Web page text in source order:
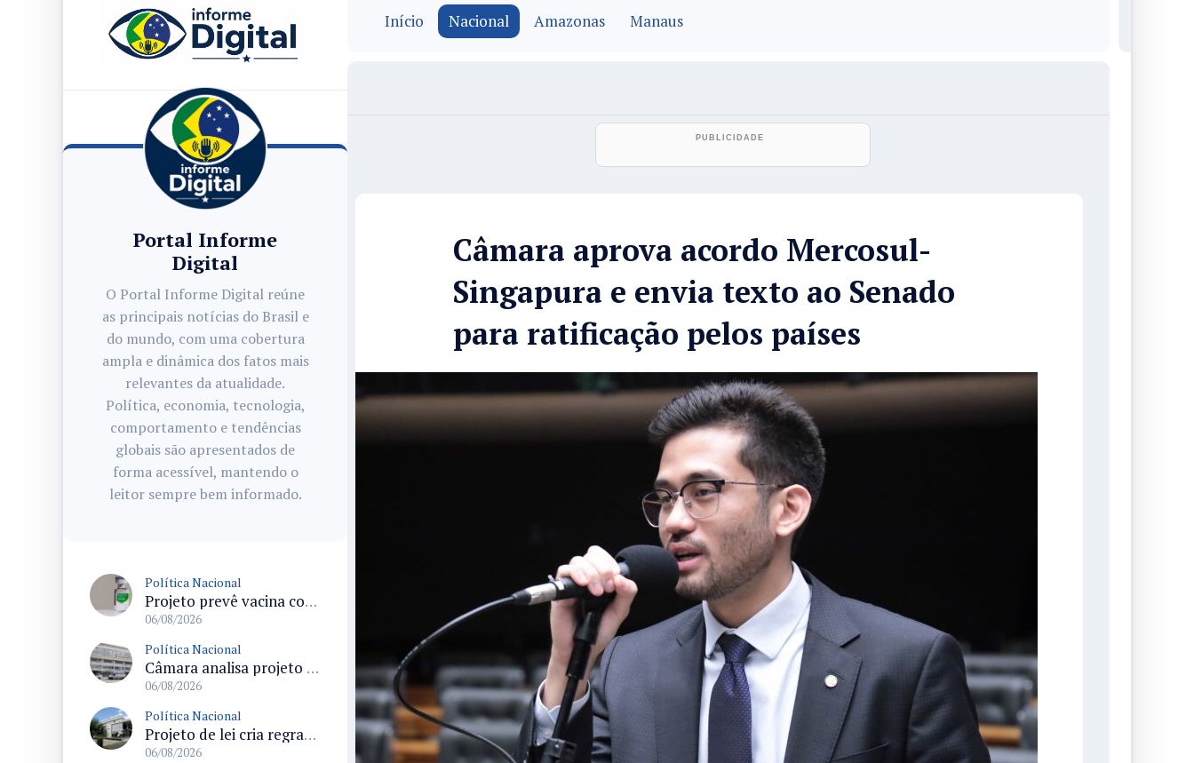
Portal Informe
Digital
O Portal Informe Digital reúne
as principais notícias do Brasil e
do mundo, com uma cobertura
ampla e dinâmica dos fatos mais
relevantes da atualidade.
Política, economia, tecnologia,
comportamento e tendências
globais são apresentados de
forma acessível, mantendo o
leitor sempre bem informado.
Política Nacional
Projeto prevê vacina contra HPV obrigatória e testes moleculares para rastreamento do câncer do colo do útero
06/08/2026
Política Nacional
Câmara analisa projeto que cria Política Nacional de Qualificação e Valorização da Preceptoria na Residência Médica
06/08/2026
Política Nacional
Projeto de lei cria regras para punir litigância abusiva reversa e integrar sistemas do Judiciário
06/08/2026
Início Nacional Amazonas Manaus
Câmara aprova acordo Mercosul-
Singapura e envia texto ao Senado
para ratificação pelos países